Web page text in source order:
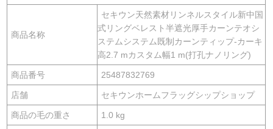
商品名称
セキウン天然素材リンネルスタイル新中国
式リングベレスト半遮光厚手カーンテオシ
ステムシステム既制カーンティップ-カーキ
高2.7 mカスタム幅1 m(打孔ナノリング)
商品番号 25487832769
店舗 セキウンホームフラッグシップショップ
商品の毛の重さ 1.0 kg